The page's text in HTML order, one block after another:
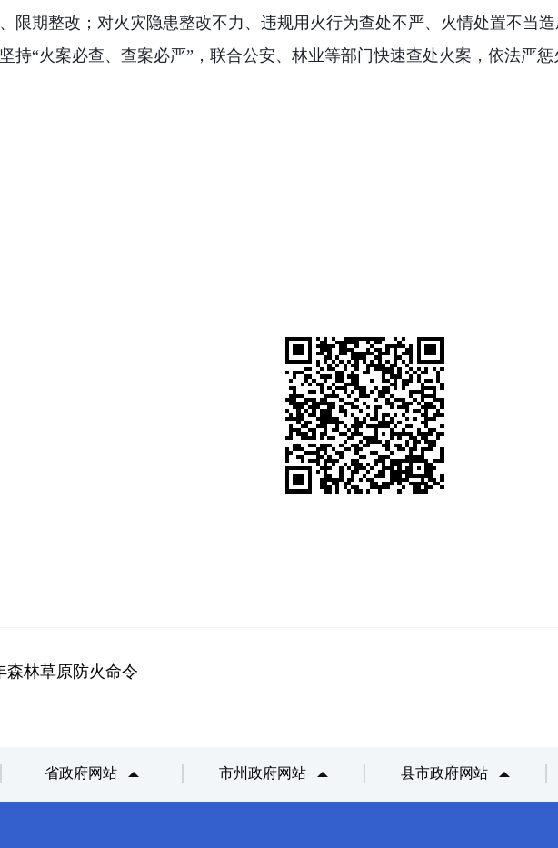
限期整改；对火灾隐患整改不力、违规用火行为查处不严、火情处置不当
持“火案必查、查案必严” ，联合公安、林业等部门快速查处火案，依法严惩
森林草原防火命令
省政府网站 市州政府网站 县市政府网站